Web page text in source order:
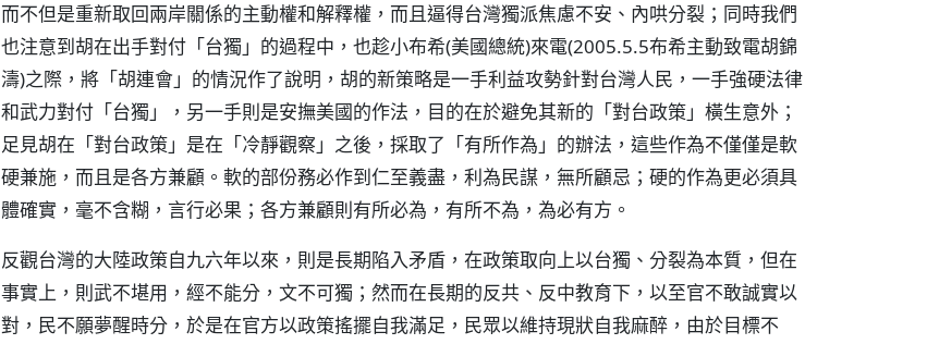
而不但是重新取回兩岸關係的主動權和解釋權，而且逼得台灣獨派焦慮不安、內哄分裂；同時我們
也注意到胡在出手對付「台獨」的過程中，也趁小布希(美國總統)來電(2005.5.5布希主動致電胡錦
濤)之際，將「胡連會」的情況作了說明，胡的新策略是一手利益攻勢針對台灣人民，一手強硬法律
和武力對付「台獨」，另一手則是安撫美國的作法，目的在於避免其新的「對台政策」橫生意外；
足見胡在「對台政策」是在「冷靜觀察」之後，採取了「有所作為」的辦法，這些作為不僅僅是軟
硬兼施，而且是各方兼顧。軟的部份務必作到仁至義盡，利為民謀，無所顧忌；硬的作為更必須具
體確實，毫不含糊，言行必果；各方兼顧則有所必為，有所不為，為必有方。
反觀台灣的大陸政策自九六年以來，則是長期陷入矛盾，在政策取向上以台獨、分裂為本質，但在
事實上，則武不堪用，經不能分，文不可獨；然而在長期的反共、反中教育下，以至官不敢誠實以
對，民不願夢醒時分，於是在官方以政策搖擺自我滿足，民眾以維持現狀自我麻醉，由於目標不